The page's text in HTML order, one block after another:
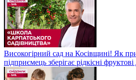
Високогірний сад на Косівщині! Як
підприємець зберігає рідкісні фруктові